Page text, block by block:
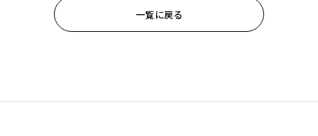
一覧に戻る